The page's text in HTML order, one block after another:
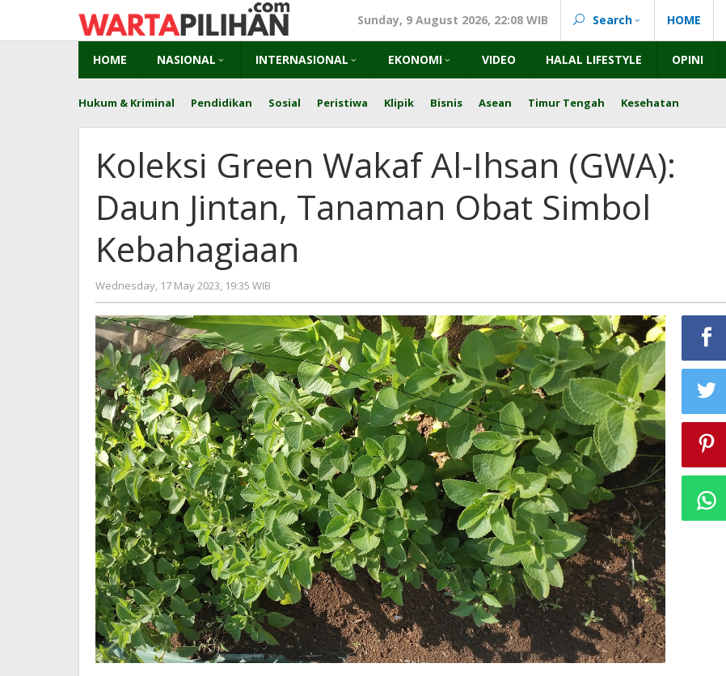
content
Sunday, 9 August 2026, 22:08 WIB Search HOME
HOME NASIONAL INTERNASIONAL EKONOMI VIDEO HALAL LIFESTYLE OPINI
Hukum & Kriminal Pendidikan Sosial Peristiwa Klipik Bisnis Asean Timur Tengah Kesehatan
Koleksi Green Wakaf Al-Ihsan (GWA):
Daun Jintan, Tanaman Obat Simbol
Kebahagiaan
Wednesday, 17 May 2023, 19:35 WIB
redaksi